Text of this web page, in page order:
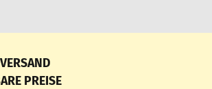
PREISE